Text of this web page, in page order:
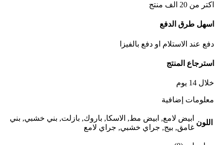
اكتر من 20 الف منتج
اسهل طرق الدفع
دفع عند الاستلام او دفع بالفيزا
استرجاع المنتج
خلال 14 يوم
معلومات إضافية
اللون
ابيض لامع, ابيض مط, الاسكا, باروك, بازلت, بني خشبي, بني
غامق, بيج, جراي خشبي, جراي لامع